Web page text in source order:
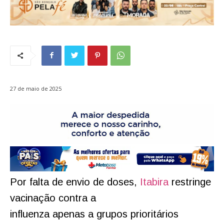
27 de maio de 2025
Por falta de envio de doses, Itabirarestringe
vacinação contra a
influenza apenas a grupos prioritários